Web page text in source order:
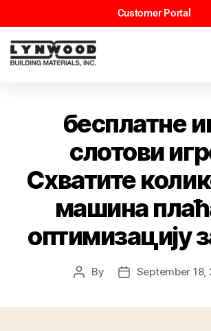
Customer Portal
бесплатне
слотови
Схватите
машина
оптимизацију
By September 18,